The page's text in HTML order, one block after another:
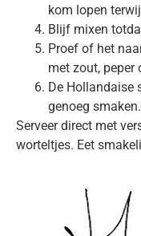
kom lopen
Blijf mixen
Proef of het
met zout, peper
De Hollandaise
genoeg smaken.
Serveer direct met
worteltjes. Eet